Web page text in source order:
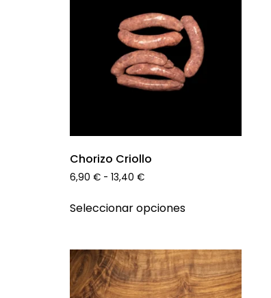
Chorizo Criollo
6,90 € - 13,40 €
Seleccionar opciones